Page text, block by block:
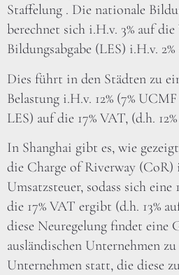
Staffelung . Die nationale
berechnet sich i.H.v. 3% auf
Bildungsabgabe (LES) i.H.v.
Dies führt in den Städten zu
Belastung i.H.v. 12% (7%
LES) auf die 17% VAT, (d.h. 12%
In Shanghai gibt es, wie
die Charge of Riverway (CoR)
Umsatzsteuer, sodass sich eine
die 17% VAT ergibt (d.h. 13%
diese Neuregelung findet eine
ausländischen Unternehmen
Unternehmen statt, die diese